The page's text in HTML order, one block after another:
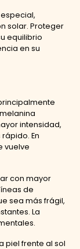
solar. Proteger
equilibrio
en su
intensidad,
En
vuelve
con mayor
de
sea más frágil,
La
piel frente al sol